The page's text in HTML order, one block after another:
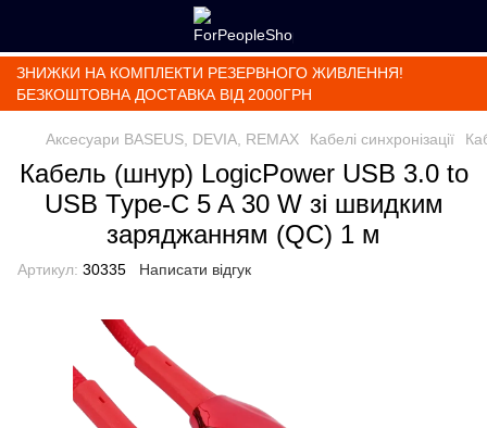
ЗНИЖКИ НА КОМПЛЕКТИ РЕЗЕРВНОГО ЖИВЛЕННЯ!
БЕЗКОШТОВНА ДОСТАВКА ВІД 2000ГРН
Аксесуари BASEUS, DEVIA, REMAX Кабелі синхронізації
Кабель (шнур) LogicPower USB 3.0 to
USB Type-C 5 A 30 W зі швидким
заряджанням (QC) 1 м
Артикул: 30335 Написати відгук